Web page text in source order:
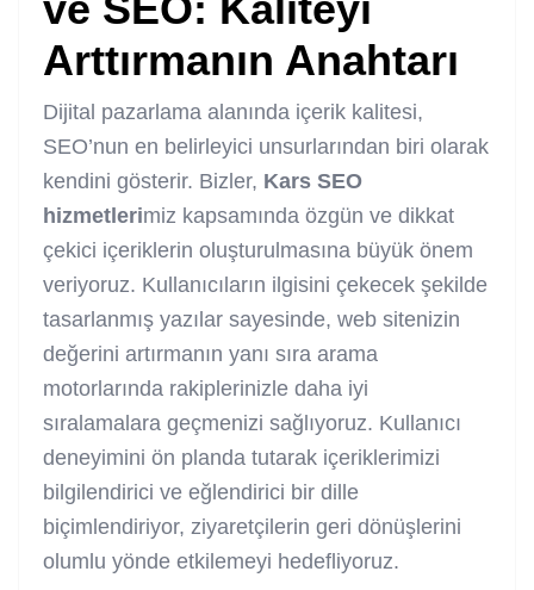
Arttırmanın Anahtarı
Dijital pazarlama alanında içerik kalitesi,
SEO’nun en belirleyici unsurlarından biri olarak
kendini gösterir. Bizler, Kars SEO
hizmetlerimiz kapsamında özgün ve dikkat
çekici içeriklerin oluşturulmasına büyük önem
veriyoruz. Kullanıcıların ilgisini çekecek şekilde
tasarlanmış yazılar sayesinde, web sitenizin
değerini artırmanın yanı sıra arama
motorlarında rakiplerinizle daha iyi
sıralamalara geçmenizi sağlıyoruz. Kullanıcı
deneyimini ön planda tutarak içeriklerimizi
bilgilendirici ve eğlendirici bir dille
biçimlendiriyor, ziyaretçilerin geri dönüşlerini
olumlu yönde etkilemeyi hedefliyoruz.